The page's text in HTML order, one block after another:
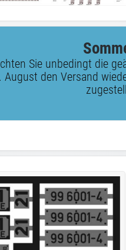
Sie unbedingt die
August den Versand